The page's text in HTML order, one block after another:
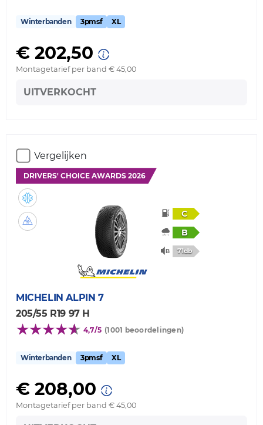
Winterbanden 3pmsf XL
€ 202,50
Montagetarief per band € 45,00
UITVERKOCHT
Vergelijken
DRIVERS' CHOICE AWARDS 2026
C
B
71db
MICHELIN ALPIN 7
205/55 R19 97 H
4,7/5 (1001 beoordelingen)
Winterbanden 3pmsf XL
€ 208,00
Montagetarief per band € 45,00